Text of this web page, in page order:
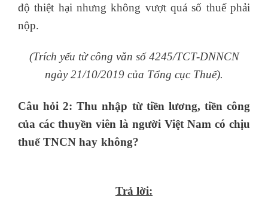
độ thiệt hại nhưng không vượt quá số thuế phải
nộp.
(Trích yếu từ công văn số 4245/TCT-DNNCN
ngày 21/10/2019 của Tổng cục Thuế).
Câu hỏi 2: Thu nhập từ tiền lương, tiền công
của các thuyền viên là người Việt Nam có chịu
thuế TNCN hay không?
Trả lời: